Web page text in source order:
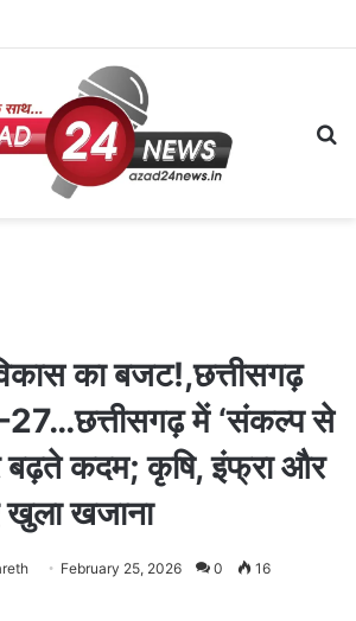
का बजट!,छत्तीसगढ़
में ‘संकल्प से
बढ़ते कदम; कृषि, इंफ्रा और
खजाना
February 25, 2026 0 16